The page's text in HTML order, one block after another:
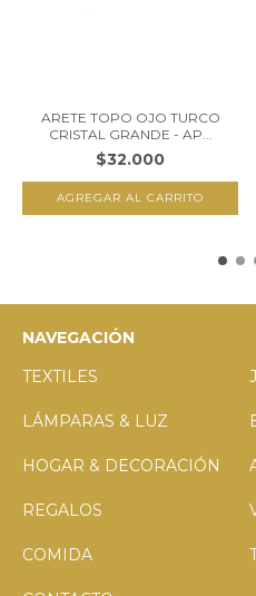
ARETE TOPO OJO TURCO
CRISTAL GRANDE - AP...
$32.000
NAVEGACIÓN
TEXTILES
LÁMPARAS & LUZ
HOGAR & DECORACIÓN
REGALOS
COMIDA